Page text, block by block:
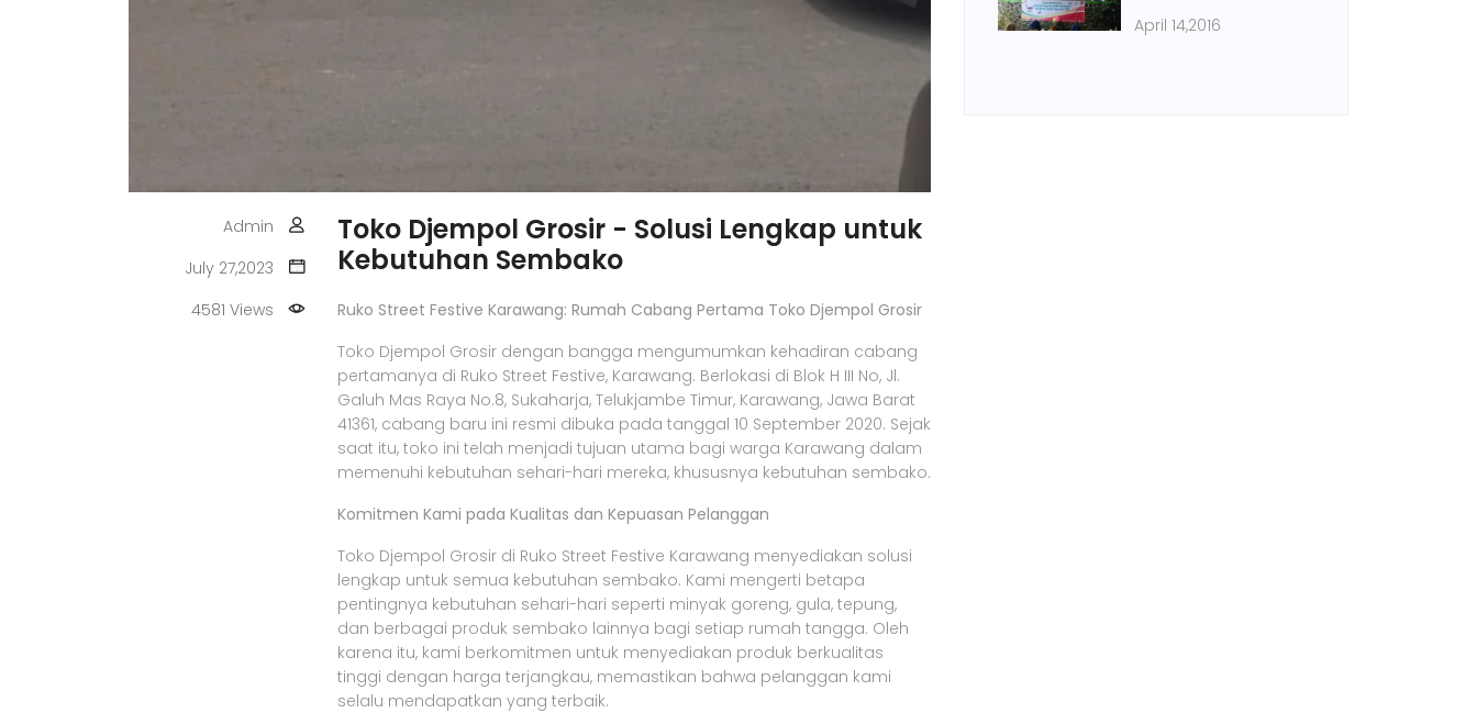
Admin
July 27,2023
4581 Views
Toko Djempol Grosir - Solusi Lengkap untuk
Kebutuhan Sembako
Ruko Street Festive Karawang: Rumah Cabang Pertama Toko Djempol Grosir
Toko Djempol Grosir dengan bangga mengumumkan kehadiran cabang
pertamanya di Ruko Street Festive, Karawang. Berlokasi di Blok H III No, Jl.
Galuh Mas Raya No.8, Sukaharja, Telukjambe Timur, Karawang, Jawa Barat
41361, cabang baru ini resmi dibuka pada tanggal 10 September 2020. Sejak
saat itu, toko ini telah menjadi tujuan utama bagi warga Karawang dalam
memenuhi kebutuhan sehari-hari mereka, khususnya kebutuhan sembako.
Komitmen Kami pada Kualitas dan Kepuasan Pelanggan
Toko Djempol Grosir di Ruko Street Festive Karawang menyediakan solusi
lengkap untuk semua kebutuhan sembako. Kami mengerti betapa
pentingnya kebutuhan sehari-hari seperti minyak goreng, gula, tepung,
dan berbagai produk sembako lainnya bagi setiap rumah tangga. Oleh
karena itu, kami berkomitmen untuk menyediakan produk berkualitas
tinggi dengan harga terjangkau, memastikan bahwa pelanggan kami
selalu mendapatkan yang terbaik.
April 14,2016